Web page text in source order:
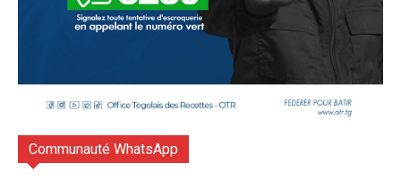
Communauté WhatsApp